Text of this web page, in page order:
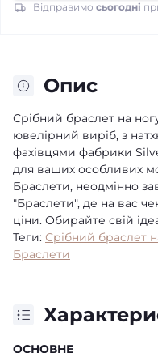
Відправимо сьогодні
Опис
Срібний браслет на
ювелірний виріб, з
фахівцями фабрики
для ваших особливих
Браслети, неодмінно
"Браслети", де на вас
ціни. Обирайте свій
Теги: Срібний браслет
Браслети
ОСНОВНЕ